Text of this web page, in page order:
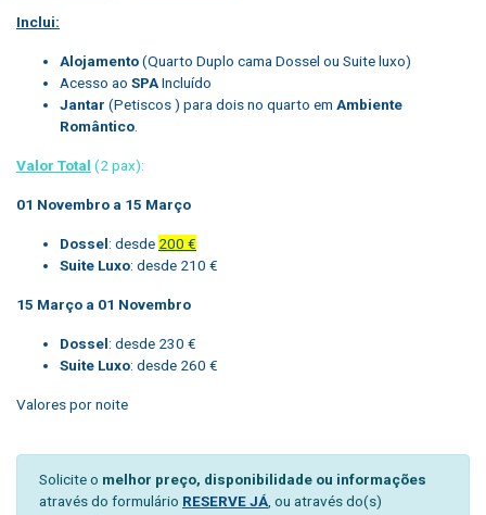
Inclui:
Alojamento(Quarto Duplo cama Dossel ou Suite luxo)
Acesso ao SPAIncluído
Jantar (Petiscos ) para dois no quarto em Ambiente
Romântico
Valor Total (2 pax):
01 Novembro a 15 Março
Dossel: desde 200 €
Suite Luxo: desde 210 €
15 Março a 01 Novembro
Dossel: desde 230 €
Suite Luxo: desde 260 €
Valores por noite
Solicite o melhor preço, disponibilidade ou informações
através do formulário RESERVE JÁ , ou através do(s)